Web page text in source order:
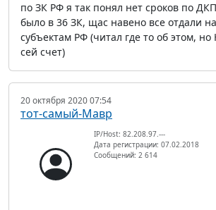
по ЗК РФ я так понял нет сроков по
было в 36 ЗК, щас навено все отдали
субъектам РФ (читал где то об этом,
сей счет)
20 октября 2020 07:54
тот-самый-Мавр
IP/Host: 82.208.97.---
Дата регистрации: 07.02.2018
Сообщений: 2 614